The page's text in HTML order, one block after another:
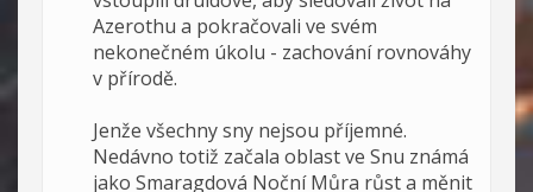
Azerothu a pokračovali ve svém
nekonečném úkolu - zachování rovnováhy
v přírodě.
Jenže všechny sny nejsou příjemné.
Nedávno totiž začala oblast ve Snu známá
jako Smaragdová Noční Můra růst a měnit